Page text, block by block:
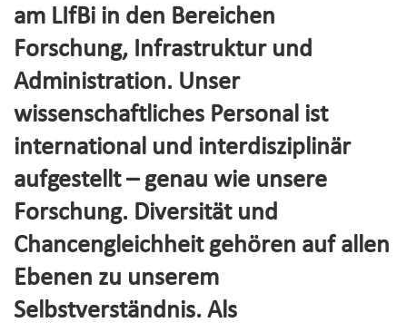
am LIfBi in den Bereichen
Forschung, Infrastruktur und
Administration. Unser
wissenschaftliches Personal ist
international und interdisziplinär
aufgestellt – genau wie unsere
Forschung. Diversität und
Chancengleichheit gehören auf allen
Ebenen zu unserem
Selbstverständnis. Als